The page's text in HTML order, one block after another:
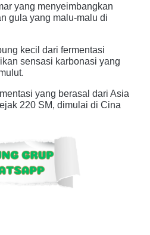
yang menyeimbangkan
gula yang malu-malu di
kecil dari fermentasi
sensasi karbonasi yang
yang berasal dari Asia
220 SM, dimulai di Cina